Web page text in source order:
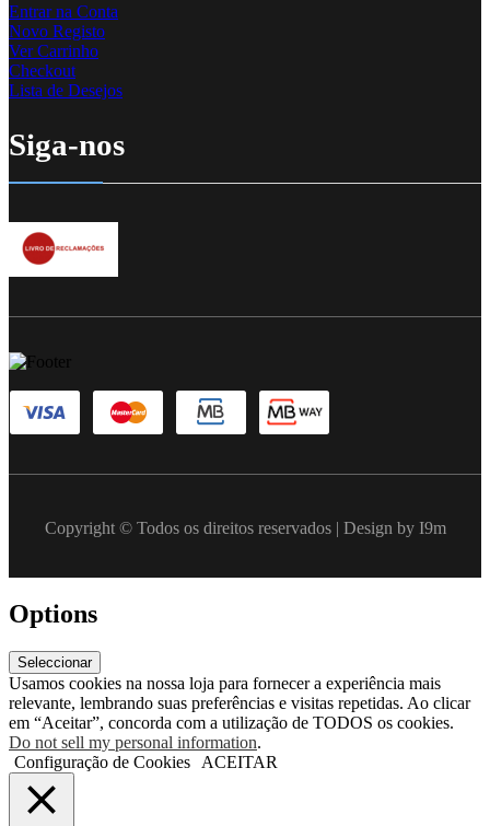
Entrar na Conta
Novo Registo
Ver Carrinho
Checkout
Lista de Desejos
Siga-nos
Copyright © Todos os direitos reservados | Design by I9m
Options
Seleccionar
Usamos cookies na nossa loja para fornecer a experiência mais
relevante, lembrando suas preferências e visitas repetidas. Ao clicar
em “Aceitar”, concorda com a utilização de TODOS os cookies.
Do not sell my personal information.
Configuração de Cookies
ACEITAR